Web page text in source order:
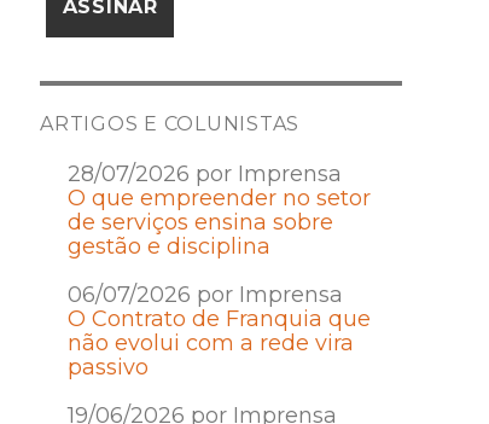
ARTIGOS E COLUNISTAS
28/07/2026 por Imprensa
O que empreender no setor
de serviços ensina sobre
gestão e disciplina
06/07/2026 por Imprensa
O Contrato de Franquia que
não evolui com a rede vira
passivo
19/06/2026 por Imprensa